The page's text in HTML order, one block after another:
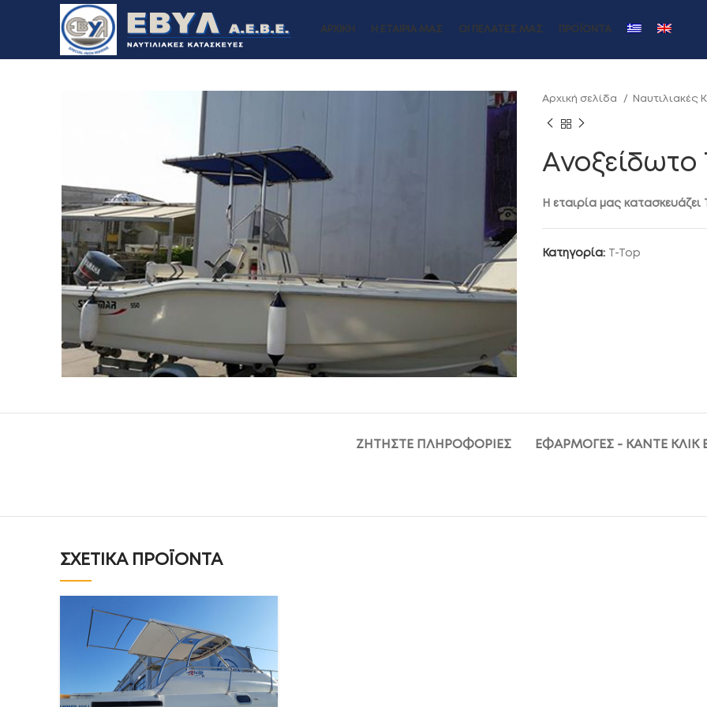
ΑΡΧΙΚΗ Η ΕΤΑΙΡΙΑ ΜΑΣ ΟΙ ΠΕΛΑΤΕΣ ΜΑΣ ΠΡΟΪΌΝΤΑ
Αρχική σελίδα Ναυτιλιακές
Ανοξείδωτο
Η εταιρία μας
Κατηγορία: T-Top
ΖΗΤΉΣΤΕ ΠΛΗΡΟΦΟΡΊΕΣ ΕΦΑΡΜΟΓΈΣ - ΚΆΝΤΕ ΚΛΙΚ
ΣΧΕΤΙΚΆ ΠΡΟΪΌΝΤΑ